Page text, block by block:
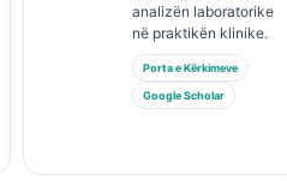
analizën laboratorike
në praktikën klinike.
Porta e Kërkimeve
Google Scholar